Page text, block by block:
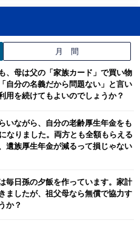
月 間
、母は父の「家族カード」で買い物
自分の名義だから問題ない」と言い
用を続けてもよいのでしょうか？
いながら、自分の老齢厚生年金をも
なりました。両方とも全額もらえる
遺族厚生年金が減るって損じゃない
毎日孫の夕飯を作っています。家計
ましたが、祖父母なら無償で協力す
か？